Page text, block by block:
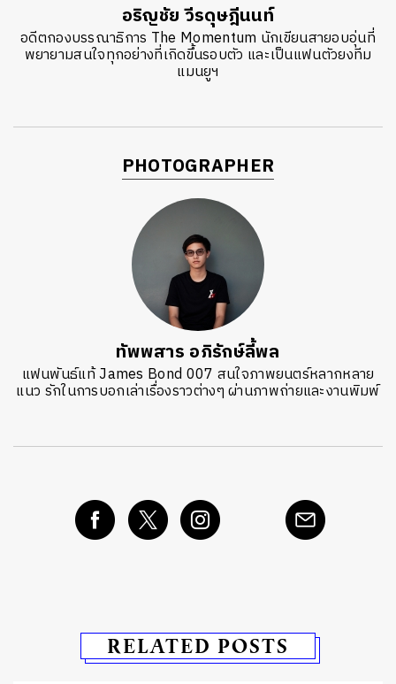
อริญชัย วีรดุษฎีนนท์
อดีตกองบรรณาธิการ The Momentum นักเขียนสายอบอุ่นที่
พยายามสนใจทุกอย่างที่เกิดขึ้นรอบตัว และเป็นแฟนตัวยงทีม
แมนยูฯ
PHOTOGRAPHER
ทัพพสาร อภิรักษ์ลี้พล
แฟนพันธ์แท้ James Bond 007 สนใจภาพยนตร์หลากหลาย
แนว รักในการบอกเล่าเรื่องราวต่างๆ ผ่านภาพถ่ายและงานพิมพ์
RELATED POSTS